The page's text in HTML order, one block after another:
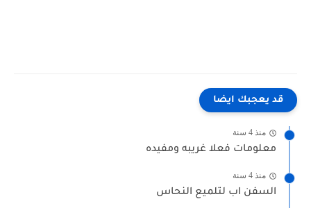
قد يعجبك ايضا
منذ 4 سنة
معلومات فعلا غريبه ومفيده
منذ 4 سنة
السفن اب لتلميع النحاس